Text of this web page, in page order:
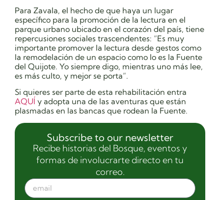
Para Zavala, el hecho de que haya un lugar
específico para la promoción de la lectura en el
parque urbano ubicado en el corazón del país, tiene
repercusiones sociales trascendentes: “Es muy
importante promover la lectura desde gestos como
la remodelación de un espacio como lo es la Fuente
del Quijote. Yo siempre digo, mientras uno más lee,
es más culto, y mejor se porta”.
Si quieres ser parte de esta rehabilitación entra
AQUÍ y adopta una de las aventuras que están
plasmadas en las bancas que rodean la Fuente.
Subscribe to our newsletter
Recibe historias del Bosque, eventos y
formas de involucrarte directo en tu
correo.